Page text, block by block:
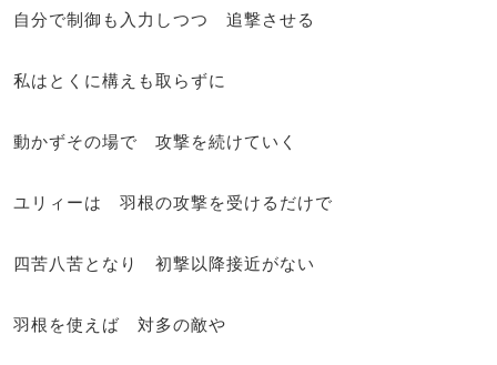
自分で制御も入力しつつ 追撃させる
私はとくに構えも取らずに
動かずその場で 攻撃を続けていく
ユリィーは 羽根の攻撃を受けるだけで
四苦八苦となり 初撃以降接近がない
羽根を使えば 対多の敵や